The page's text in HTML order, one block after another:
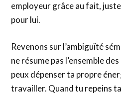
employeur grâce au fait,
pour lui.
Revenons sur l’ambiguïté
ne résume pas l’ensemble
peux dépenser ta propre
travailler. Quand tu repeins